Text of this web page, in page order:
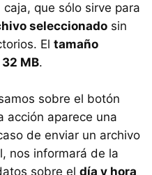
que sólo sirve para
seleccionado sin
El tamaño
MB.
sobre el botón
acción aparece una
de enviar un archivo
nos informará de la
sobre el día y hora